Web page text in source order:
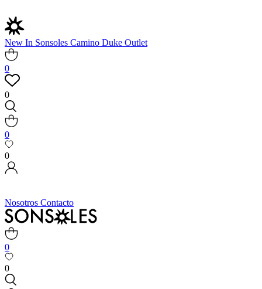
New In Sonsoles Camino Duke Outlet
0
0
0
0
Nosotros Contacto
0
0